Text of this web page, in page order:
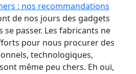
: nos recommandations
de nos jours des gadgets
passer. Les fabricants ne
pour nous procurer des
technologiques,
même peu chers. Eh oui,